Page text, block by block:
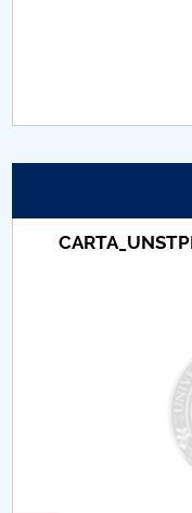
Proiect(PRIM STUD)
Comisie de etica